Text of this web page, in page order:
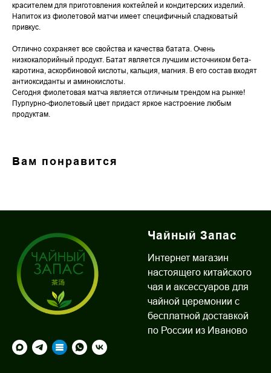
красителем для приготовления коктейлей и кондитерских изделий.
Напиток из фиолетовой матчи имеет специфичный сладковатый
привкус.
Отлично сохраняет все свойства и качества батата. Очень
низкокалорийный продукт. Батат является лучшим источником бета-
каротина, аскорбиновой кислоты, кальция, магния. В его состав входят
антиоксиданты и аминокислоты.
Сегодня фиолетовая матча является отличным трендом на рынке!
Пурпурно-фиолетовый цвет придаст яркое настроение любым
продуктам.
Вам понравится
Чайный Запас
Интернет магазин
настоящего китайского
чая и аксессуаров для
чайной церемонии с
бесплатной доставкой
по России из Иваново